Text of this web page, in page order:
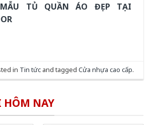
TỦ QUẦN ÁO ĐẸP TẠI
in Tin tứcand tagged Cửa nhựa cao cấp.
HÔM NAY